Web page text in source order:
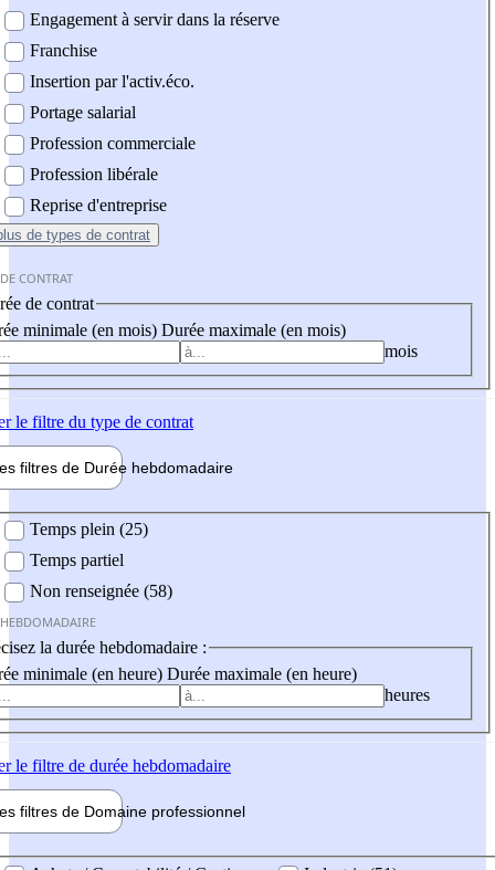
Engagement à servir dans la réserve
Franchise
Insertion par l'activ.éco.
Portage salarial
Profession commerciale
Profession libérale
Reprise d'entreprise
de types de contrat
CONTRAT
de contrat
minimale (en mois) Durée maximale (en mois)
mois
le filtre du type de contrat
filtres de Durée hebdomadaire
Temps plein (25)
Temps partiel
Non renseignée (58)
la durée hebdomadaire :
minimale (en heure) Durée maximale (en heure)
heures
le filtre de durée hebdomadaire
filtres de Domaine professionnel